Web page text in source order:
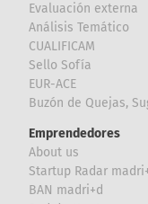
Evaluación externa
Análisis Temático
CUALIFICAM
Sello Sofía
EUR-ACE
Buzón de Quejas,
Emprendedores
About us
Startup Radar
BAN madri+d